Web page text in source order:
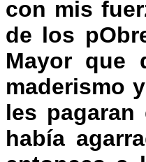
con mis
de los
Mayor que
maderismo
les
había